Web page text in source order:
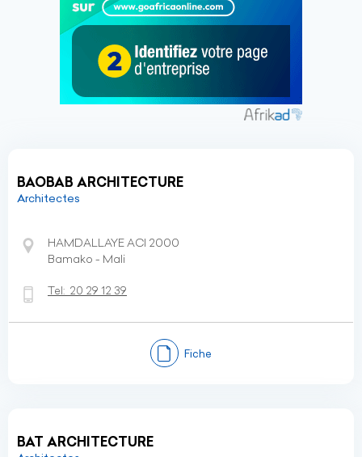
BAOBAB ARCHITECTURE
Architectes
HAMDALLAYE ACI 2000
Bamako - Mali
Tel: 20 29 12 39
Fiche
BAT ARCHITECTURE